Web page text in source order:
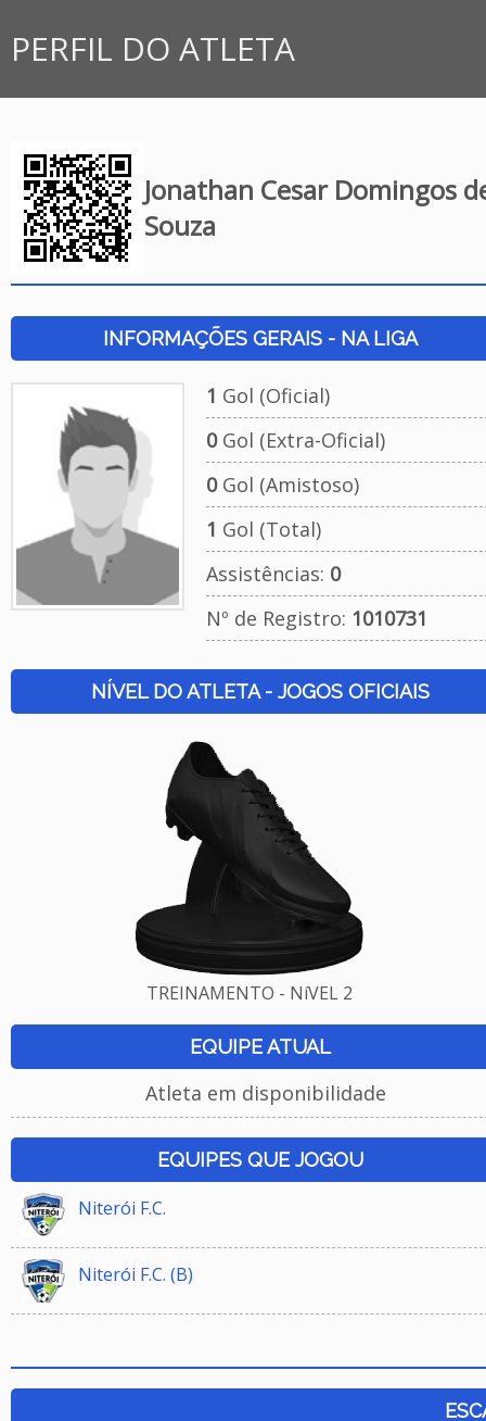
PERFIL DO ATLETA
Jonathan Cesar Domingos
Souza
INFORMAÇÕES GERAIS - NA LIGA
1 Gol (Oficial)
0Gol (Extra-Oficial)
0Gol (Amistoso)
1 Gol (Total)
Assistências: 0
Nº de Registro: 1010731
NÍVEL DO ATLETA - JOGOS OFICIAIS
TREINAMENTO - NíVEL 2
EQUIPE ATUAL
Atleta em disponibilidade
EQUIPES QUE JOGOU
Niterói F.C.
Niterói F.C. (B)